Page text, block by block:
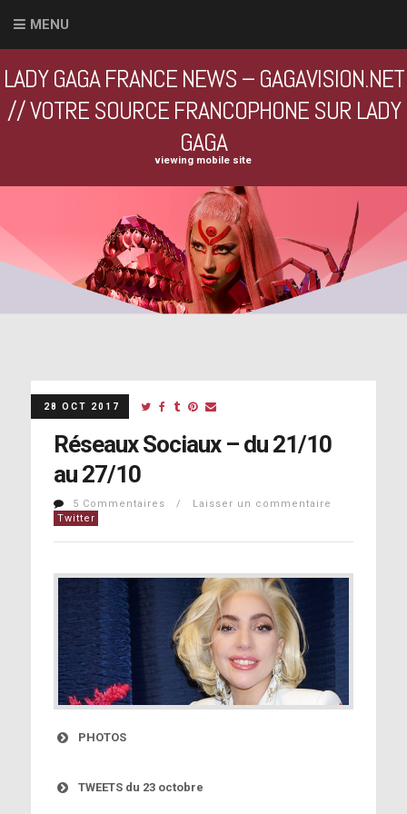
MENU
LADY GAGA FRANCE NEWS – GAGAVISION.NET
// VOTRE SOURCE FRANCOPHONE SUR LADY
GAGA
viewing mobile site
28 OCT 2017
Réseaux Sociaux – du 21/10
au 27/10
5 Commentaires / Laisser un commentaire
Twitter
PHOTOS
TWEETS du 23 octobre